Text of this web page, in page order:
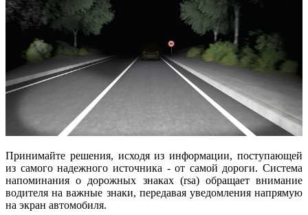
Принимайте решения, исходя из информации, поступающей
из самого надежного источника - от самой дороги. Система
напоминания о дорожных знаках (rsa) обращает внимание
водителя на важные знаки, передавая уведомления напрямую
на экран автомобиля.